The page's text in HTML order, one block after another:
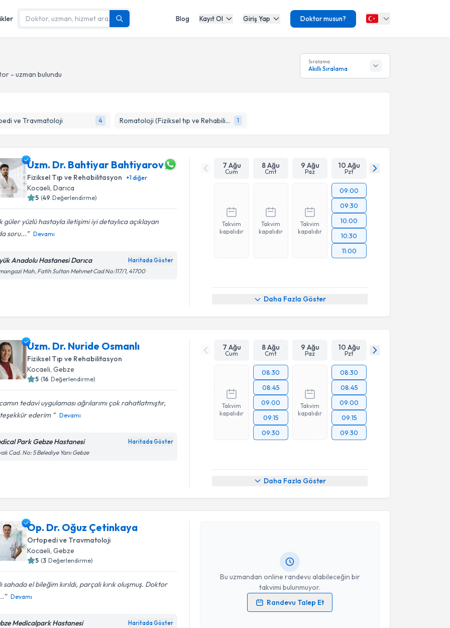
Blog Kayıt Ol Giriş Yap Doktor musun?
- uzman bulundu
Sıralama
Akıllı Sıralama
ve Travmatoloji 4 Romatoloji (Fiziksel tıp ve Rehabilitasyon) 1
Uzm. Dr. Bahtiyar Bahtiyarov
Fiziksel Tıp ve Rehabilitasyon +1diğer
Kocaeli, Darıca
5 (49 Değerlendirme)
güler yüzlü hastayla iletişimi iyi detaylıca açıklayan
soru...
Devamı
Anadolu Hastanesi Darıca Haritada Göster
Mah, Fatih Sultan Mehmet Cad No:117/1, 41700
7 Ağu
Cum
8 Ağu
Cmt
9 Ağu
Paz
10 Ağu
Pzt
Takvim
kapalıdır
Takvim
kapalıdır
Takvim
kapalıdır
09:00
09:30
10:00
10:30
11:00
Daha Fazla Göster
Uzm. Dr. Nuride Osmanlı
Fiziksel Tıp ve Rehabilitasyon
Kocaeli , Gebze
5 (16 Değerlendirme)
tedavi uygulaması ağrılarımı çok rahatlatmıştır,
ederim
Devamı
Park Gebze Hastanesi Haritada Göster
Cad. No: 5 Belediye Yanı Gebze
7 Ağu
Cum
8 Ağu
Cmt
9 Ağu
Paz
10 Ağu
Pzt
Takvim
kapalıdır
08:30
08:45
09:00
09:15
09:30
Takvim
kapalıdır
08:30
08:45
09:00
09:15
09:30
Daha Fazla Göster
Op. Dr. Oğuz Çetinkaya
Ortopedi ve Travmatoloji
Kocaeli, Gebze
5 (3 Değerlendirme)
sahada el bileğim kırıldı, parçalı kırık oluşmuş. Doktor
Devamı
Medicalpark Hastanesi Haritada Göster
Bu uzmandan online randevu alabileceğin bir
takvimi bulunmuyor.
Randevu Talep Et
Randevu Takvimi Talebi
Op. Dr. Oğuz Çetinkaya
Kişisel verilerimin işlenmesine ilişkinAydınlatma Metni